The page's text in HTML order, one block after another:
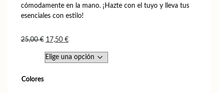
cómodamente en la mano. ¡Hazte con el tuyo y lleva tus
esenciales con estilo!
25,00€ El
original
17,50 €El
actual
Colores